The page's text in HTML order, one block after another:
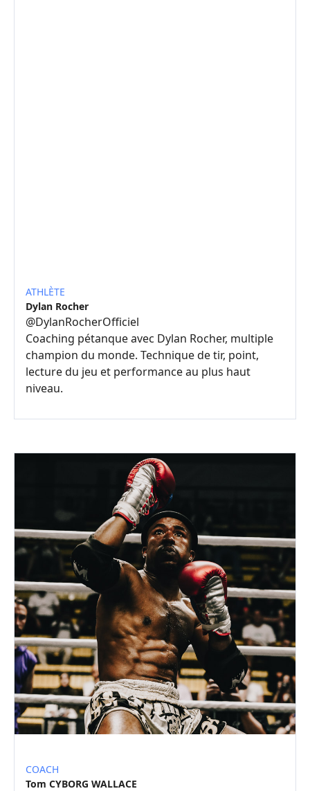
ATHLÈTE
Dylan Rocher
@DylanRocherOfficiel
Coaching pétanque avec Dylan Rocher, multiple
champion du monde. Technique de tir, point,
lecture du jeu et performance au plus haut
niveau.
COACH
Tom CYBORG WALLACE